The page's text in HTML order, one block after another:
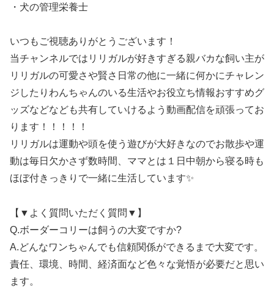
・犬の管理栄養士
いつもご視聴ありがとうございます！
当チャンネルではリリガルが好きすぎる親バカな飼い主が
リリガルの可愛さや賢さ日常の他に一緒に何かにチャレン
ジしたりわんちゃんのいる生活やお役立ち情報おすすめグ
ッズなどなども共有していけるよう動画配信を頑張ってお
ります！！！！！
リリガルは運動や頭を使う遊びが大好きなのでお散歩や運
動は毎日欠かさず数時間、ママとは１日中朝から寝る時も
ほぼ付きっきりで一緒に生活しています✨
【▼よく質問いただく質問▼】
Q.ボーダーコリーは飼うの大変ですか?
A.どんなワンちゃんでも信頼関係ができるまで大変です。
責任、環境、時間、経済面など色々な覚悟が必要だと思い
ます。